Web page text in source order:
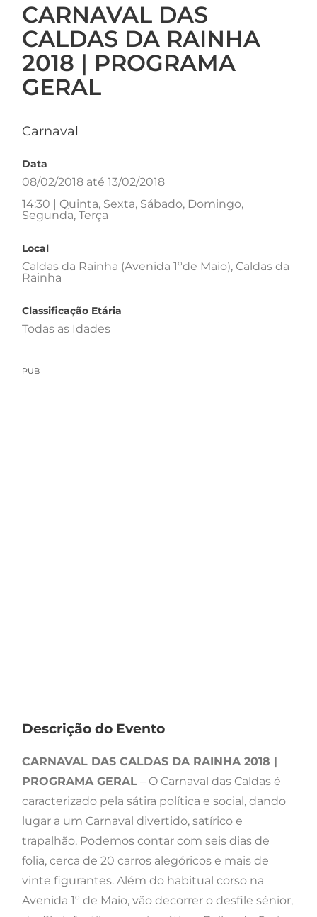
CARNAVAL DAS
CALDAS DA RAINHA
2018 | PROGRAMA
GERAL
Carnaval
Data
08/02/2018 até 13/02/2018
14:30 | Quinta, Sexta, Sábado, Domingo,
Segunda, Terça
Local
Caldas da Rainha (Avenida 1ºde Maio), Caldas da
Rainha
Classificação Etária
Todas as Idades
PUB
Descrição do Evento
CARNAVAL DAS CALDAS DA RAINHA 2018 |
PROGRAMA GERAL – O Carnaval das Caldas é
caracterizado pela sátira política e social, dando
lugar a um Carnaval divertido, satírico e
trapalhão. Podemos contar com seis dias de
folia, cerca de 20 carros alegóricos e mais de
vinte figurantes. Além do habitual corso na
Avenida 1º de Maio, vão decorrer o desfile sénior,